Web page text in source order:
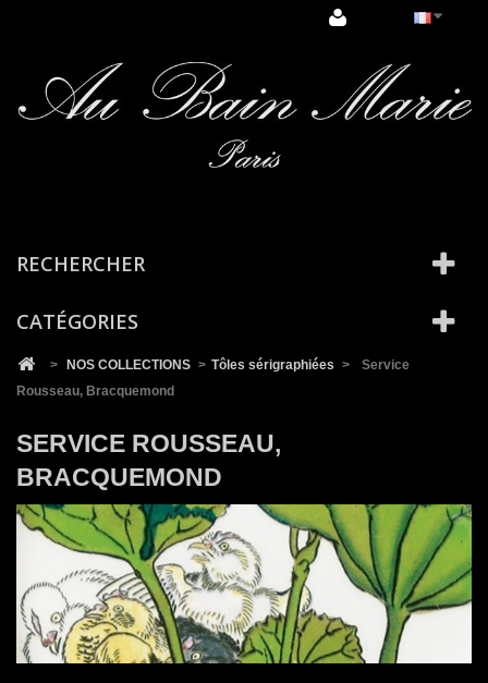
RECHERCHER
CATÉGORIES
> NOS COLLECTIONS > Tôles sérigraphiées >
Service
Rousseau, Bracquemond
SERVICE ROUSSEAU,
BRACQUEMOND